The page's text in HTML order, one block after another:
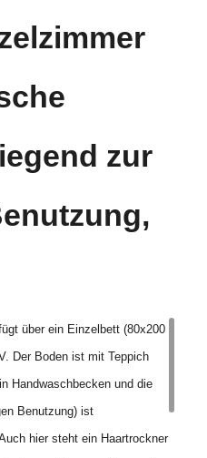
zur
über ein Einzelbett (80x200
Der Boden ist mit Teppich
Handwaschbecken und die
Benutzung) ist
hier steht ein Haartrockner